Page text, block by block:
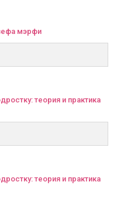
мэрфи
теория и практика
теория и практика